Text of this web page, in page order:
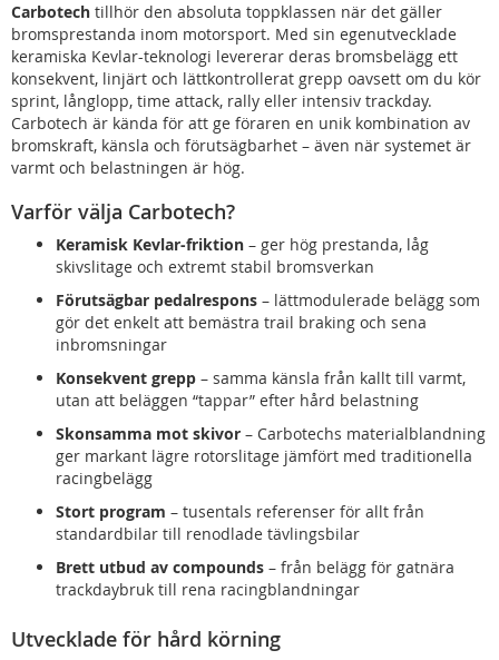
Carbotech tillhör den absoluta toppklassen när det gäller
bromsprestanda inom motorsport. Med sin egenutvecklade
keramiska Kevlar-teknologi levererar deras bromsbelägg ett
konsekvent, linjärt och lättkontrollerat grepp oavsett om du kör
sprint, långlopp, time attack, rally eller intensiv trackday.
Carbotech är kända för att ge föraren en unik kombination av
bromskraft, känsla och förutsägbarhet – även när systemet är
varmt och belastningen är hög.
Varför välja Carbotech?
Keramisk Kevlar-friktion – ger hög prestanda, låg
skivslitage och extremt stabil bromsverkan
Förutsägbar pedalrespons – lättmodulerade belägg som
gör det enkelt att bemästra trail braking och sena
inbromsningar
Konsekvent grepp – samma känsla från kallt till varmt,
utan att beläggen “tappar” efter hård belastning
Skonsamma mot skivor – Carbotechs materialblandning
ger markant lägre rotorslitage jämfört med traditionella
racingbelägg
Stort program – tusentals referenser för allt från
standardbilar till renodlade tävlingsbilar
Brett utbud av compounds – från belägg för gatnära
trackdaybruk till rena racingblandningar
Utvecklade för hård körning